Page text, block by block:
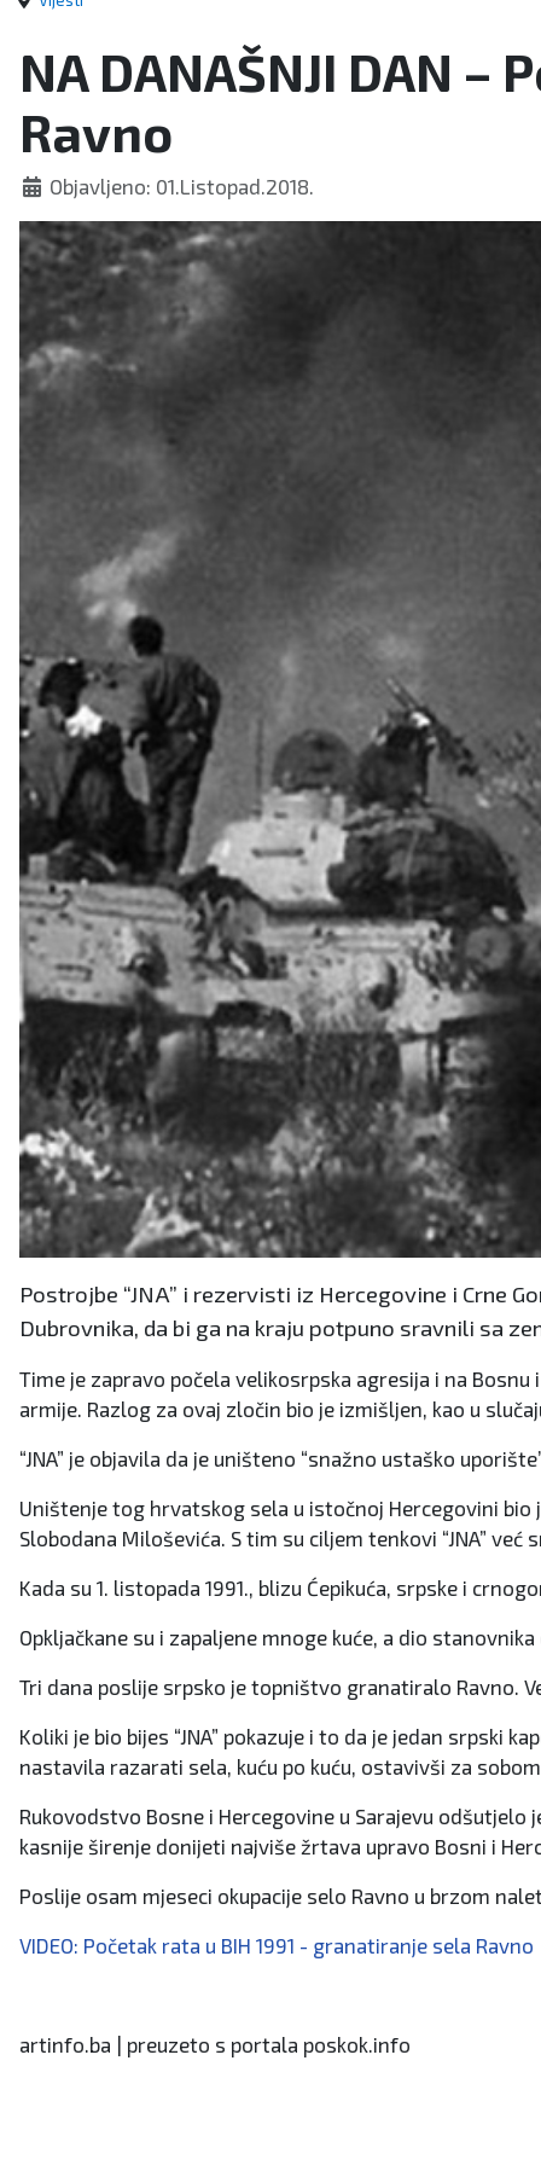
NA DANAŠNJI DAN
Ravno
Objavljeno: 01.Listopad.2018.
Postrojbe “JNA” i rezervisti iz Hercegovine i Crne
Dubrovnika, da bi ga na kraju potpuno sravnili sa
Time je zapravo počela velikosrpska agresija i na
armije. Razlog za ovaj zločin bio je izmišljen, kao u
“JNA” je objavila da je uništeno “snažno ustaško
Uništenje tog hrvatskog sela u istočnoj Hercegovini bio
Slobodana Miloševića. S tim su ciljem tenkovi “JNA”
Kada su 1. listopada 1991., blizu Ćepikuća, srpske i
Opkljačkane su i zapaljene mnoge kuće, a dio stanovnika
Tri dana poslije srpsko je topništvo granatiralo Ravno.
Koliki je bio bijes “JNA” pokazuje i to da je jedan srpski
nastavila razarati sela, kuću po kuću, ostavivši za
Rukovodstvo Bosne i Hercegovine u Sarajevu
kasnije širenje donijeti najviše žrtava upravo Bosni i
Poslije osam mjeseci okupacije selo Ravno u brzom
VIDEO: Početak rata u BIH 1991 - granatiranje sela Ravno
artinfo.ba | preuzeto s portala poskok.info